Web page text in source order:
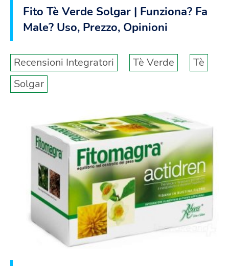
Fito Tè Verde Solgar | Funziona? Fa
Male? Uso, Prezzo, Opinioni
Recensioni Integratori Tè Verde
Tè
Solgar